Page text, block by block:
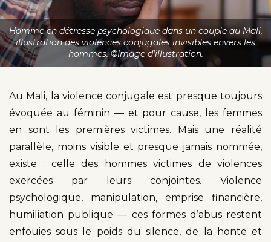
Homme en détresse psychologique dans un couple au Mali,
illustration des violences conjugales invisibles envers les
hommes. ©Image d'illustration.
Au Mali, la violence conjugale est presque toujours
évoquée au féminin — et pour cause, les femmes
en sont les premières victimes. Mais une réalité
parallèle, moins visible et presque jamais nommée,
existe : celle des hommes victimes de violences
exercées par leurs conjointes. Violence
psychologique, manipulation, emprise financière,
humiliation publique — ces formes d’abus restent
enfouies sous le poids du silence, de la honte et